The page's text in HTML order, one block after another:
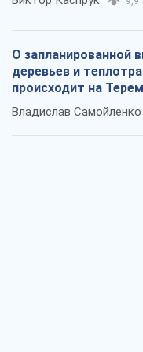
О запланированной
деревьев и
происходит на
Владислав Самойленко